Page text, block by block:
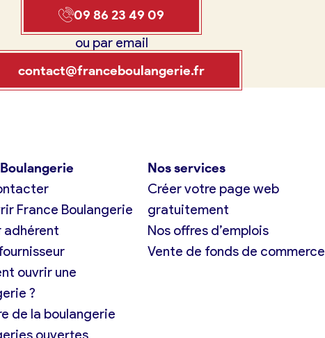
09 86 23 49 09
Oui, appeler Non, annuler
ou par email
contact@franceboulangerie.fr
France Boulangerie
adhérent
ouvrir une
?
de la boulangerie
ouvertes
Nos services
Créer votre page web
gratuitement
Nos offres d’emplois
Vente de fonds de commerce